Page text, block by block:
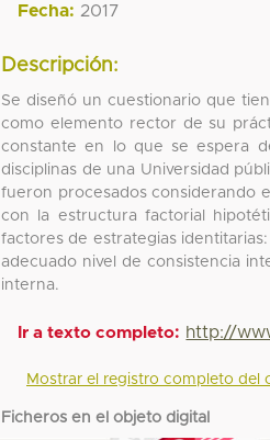
Fecha: 2017
Descripción:
Se diseñó un cuestionario que
como elemento rector de su
constante en lo que se espera
disciplinas de una Universidad
fueron procesados considerando
con la estructura factorial
factores de estrategias
adecuado nivel de consistencia
interna.
Ir a texto completo: http://
Mostrar el registro completo del
Ficheros en el objeto digital